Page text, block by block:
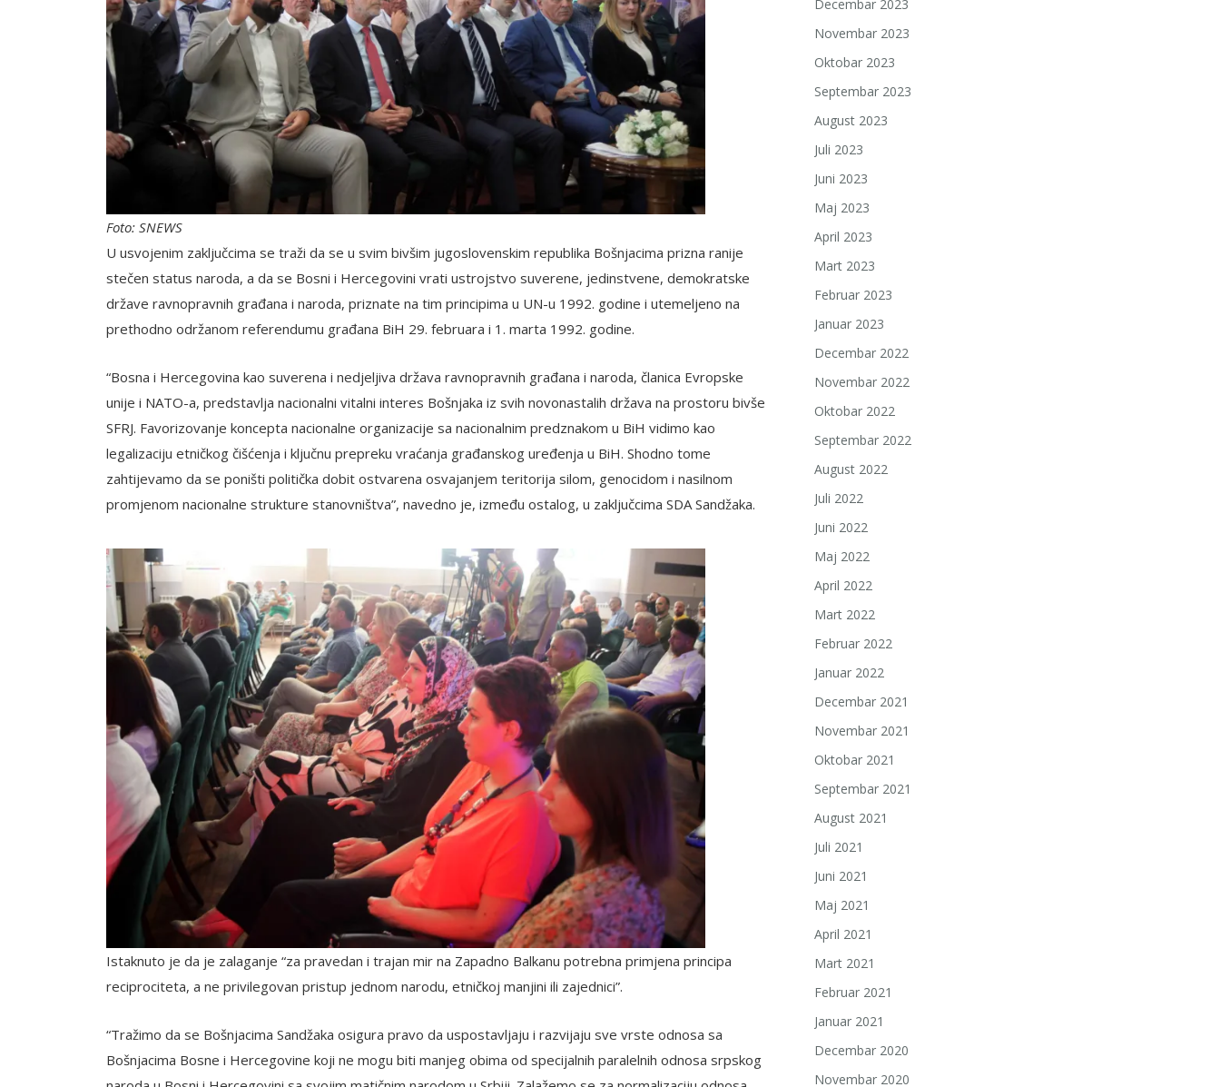
Foto: SNEWS
U usvojenim zaključcima se traži da se u svim bivšim jugoslovenskim republika Bošnjacima prizna ranije
stečen status naroda, a da se Bosni i Hercegovini vrati ustrojstvo suverene, jedinstvene, demokratske
države ravnopravnih građana i naroda, priznate na tim principima u UN-u 1992. godine i utemeljeno na
prethodno održanom referendumu građana BiH 29. februara i 1. marta 1992. godine.
“Bosna i Hercegovina kao suverena i nedjeljiva država ravnopravnih građana i naroda, članica Evropske
unije i NATO-a, predstavlja nacionalni vitalni interes Bošnjaka iz svih novonastalih država na prostoru bivše
SFRJ. Favorizovanje koncepta nacionalne organizacije sa nacionalnim predznakom u BiH vidimo kao
legalizaciju etničkog čišćenja i ključnu prepreku vraćanja građanskog uređenja u BiH. Shodno tome
zahtijevamo da se poništi politička dobit ostvarena osvajanjem teritorija silom, genocidom i nasilnom
promjenom nacionalne strukture stanovništva”, navedno je, između ostalog, u zaključcima SDA Sandžaka.
Istaknuto je da je zalaganje “za pravedan i trajan mir na Zapadno Balkanu potrebna primjena principa
reciprociteta, a ne privilegovan pristup jednom narodu, etničkoj manjini ili zajednici”.
“Tražimo da se Bošnjacima Sandžaka osigura pravo da uspostavljaju i razvijaju sve vrste odnosa sa
Bošnjacima Bosne i Hercegovine koji ne mogu biti manjeg obima od specijalnih paralelnih odnosa srpskog
Decembar 2023
Novembar 2023
Oktobar 2023
Septembar 2023
August 2023
Juli 2023
Juni 2023
Maj 2023
April 2023
Mart 2023
Februar 2023
Januar 2023
Decembar 2022
Novembar 2022
Oktobar 2022
Septembar 2022
August 2022
Juli 2022
Juni 2022
Maj 2022
April 2022
Mart 2022
Februar 2022
Januar 2022
Decembar 2021
Novembar 2021
Oktobar 2021
Septembar 2021
August 2021
Juli 2021
Juni 2021
Maj 2021
April 2021
Mart 2021
Februar 2021
Januar 2021
Decembar 2020
Novembar 2020